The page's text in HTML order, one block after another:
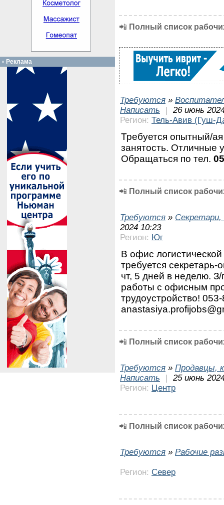
📲 Полный список
Требуются »
Написать
|
26 июнь
Регион: Тель-Авив (Гуш-
Требуется опытный/
занятость. Отличные
Обращаться по тел.
📲 Полный список
Требуются »
2024 10:23
Регион: Юг
В офис
требуется
чт, 5 дней в неделю.
работы с офисным
трудоустройство!
📲 Полный список
Требуются » Продавцы,
Написать
|
25 июнь
Регион: Центр
📲 Полный список
Требуются » Рабочие
Регион: Север
Реклама